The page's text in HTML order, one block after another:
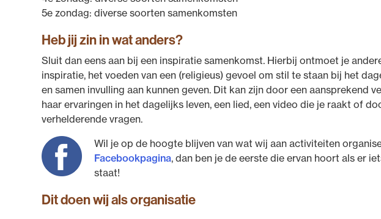
5e zondag: diverse soorten samenkomsten
Heb jij zin in wat anders?
Sluit dan eens aan bij een inspiratie samenkomst. Hierbij ontmoet je
inspiratie, het voeden van een (religieus) gevoel om stil te staan bij het
en samen invulling aan kunnen geven. Dit kan zijn door een aansprekend
haar ervaringen in het dagelijks leven, een lied, een video die je raakt of
verhelderende vragen.
Wil je op de hoogte blijven van wat wij aan activiteiten
Facebookpagina, dan ben je de eerste die ervan hoort als er
staat!
Dit doen wij als organisatie